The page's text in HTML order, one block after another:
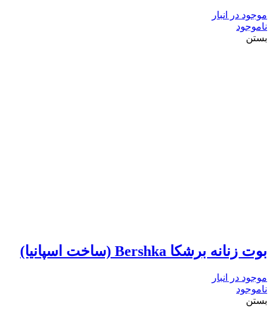
موجود در انبار
ناموجود
بستن
بوت زنانه برشکا Bershka (ساخت اسپانیا)
موجود در انبار
ناموجود
بستن